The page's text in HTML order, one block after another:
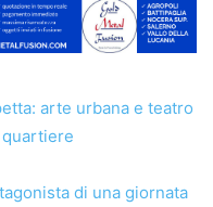
arte urbana e teatro
di una giornata